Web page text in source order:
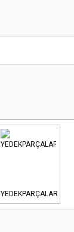
YEDEKPARÇALAR